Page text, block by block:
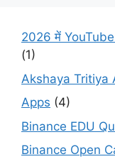
2026 में YouTube
(1)
Akshaya Tritiya
Apps (4)
Binance EDU
Binance Open